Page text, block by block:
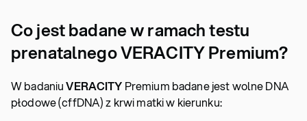
Co jest badane w ramach testu
prenatalnego VERACITY Premium?
W badaniuVERACITY Premium badane jest wolne DNA
płodowe (cffDNA) z krwi matki w kierunku: